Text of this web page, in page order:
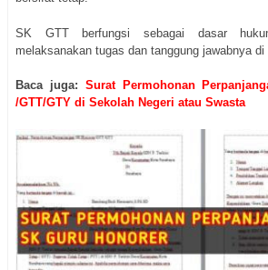
SK GTT berfungsi sebagai dasar
melaksanakan tugas dan tanggung jawabnya di
Baca juga: Surat Permohonan
/GTT/GTY di Sekolah Negeri atau Swasta